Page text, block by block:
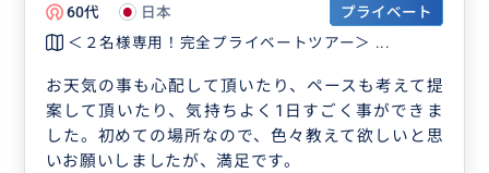
60代 日本
プライベート
＜２名様専用！完全プライベートツアー＞ ...
お天気の事も心配して頂いたり、ペースも考えて提
案して頂いたり、気持ちよく1日すごく事ができま
した。初めての場所なので、色々教えて欲しいと思
いお願いしましたが、満足です。